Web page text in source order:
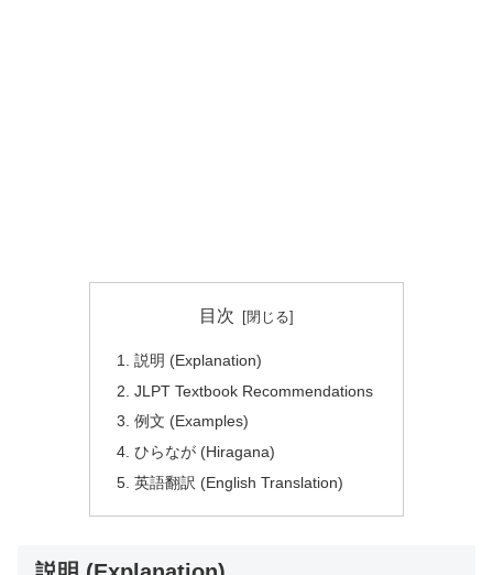
目次
説明 (Explanation)
JLPT Textbook Recommendations
例文 (Examples)
ひらなが (Hiragana)
英語翻訳 (English Translation)